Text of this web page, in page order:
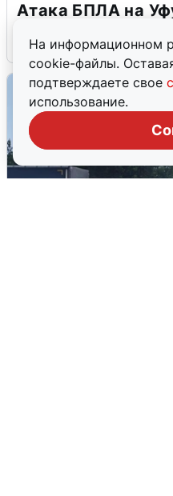
На информационном
cookie-файлы.
подтверждаете свое
использование.
Атака БПЛА на
5 августа 0